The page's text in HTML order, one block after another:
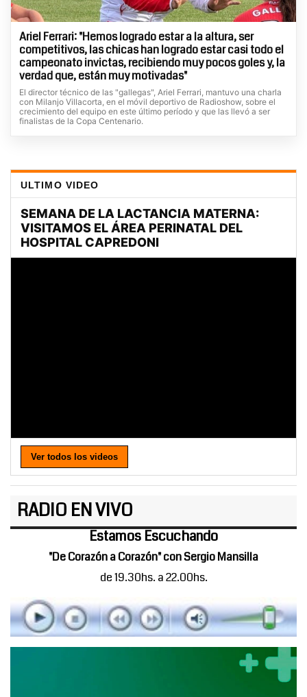
Ariel Ferrari: "Hemos logrado estar a la altura, ser
competitivos, las chicas han logrado estar casi todo el
campeonato invictas, recibiendo muy pocos goles y, la
verdad que, están muy motivadas"
El director técnico de las "gallegas", Ariel Ferrari, mantuvo una charla
con Milanjo Villacorta, en el móvil deportivo de Radioshow, sobre el
crecimiento del equipo en este último período y que las llevó a ser
finalistas de la Copa Centenario.
ULTIMO VIDEO
Ver todos los videos
RADIO EN VIVO
Estamos Escuchando
"De Corazón a Corazón" con Sergio Mansilla
de 19.30hs. a 22.00hs.